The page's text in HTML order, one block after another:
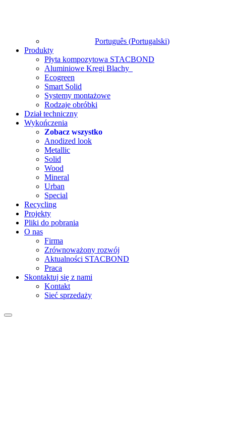
Português (Portugalski)
Produkty
Płyta kompozytowa STACBOND
Aluminiowe Kregi Blachy
Ecogreen
Smart Solid
Systemy montażowe
Rodzaje obróbki
Dział techniczny
Wykończenia
Zobacz wszystko
Anodized look
Metallic
Solid
Wood
Mineral
Urban
Special
Recycling
Projekty
Pliki do pobrania
O nas
Firma
Zrównoważony rozwój
Aktualności STACBOND
Praca
Skontaktuj się z nami
Kontakt
Sieć sprzedaży